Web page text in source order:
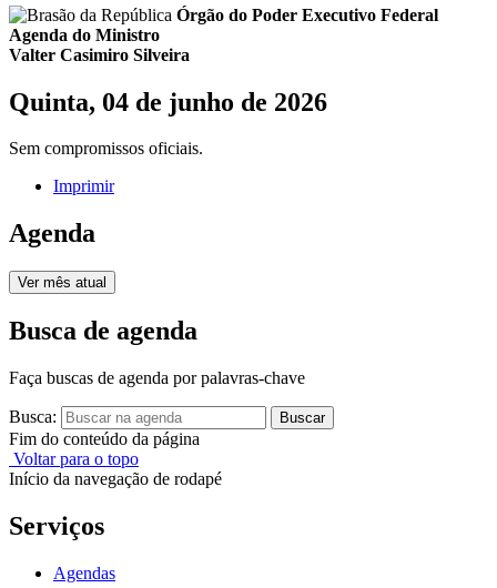
Órgão do Poder Executivo Federal
Agenda do Ministro
Valter Casimiro Silveira
Quinta, 04 de junho de 2026
Sem compromissos oficiais.
Imprimir
Agenda
Ver mês atual
Busca de agenda
Faça buscas de agenda por palavras-chave
Busca: Buscar
Fim do conteúdo da página
Voltar para o topo
Início da navegação de rodapé
Serviços
Agendas